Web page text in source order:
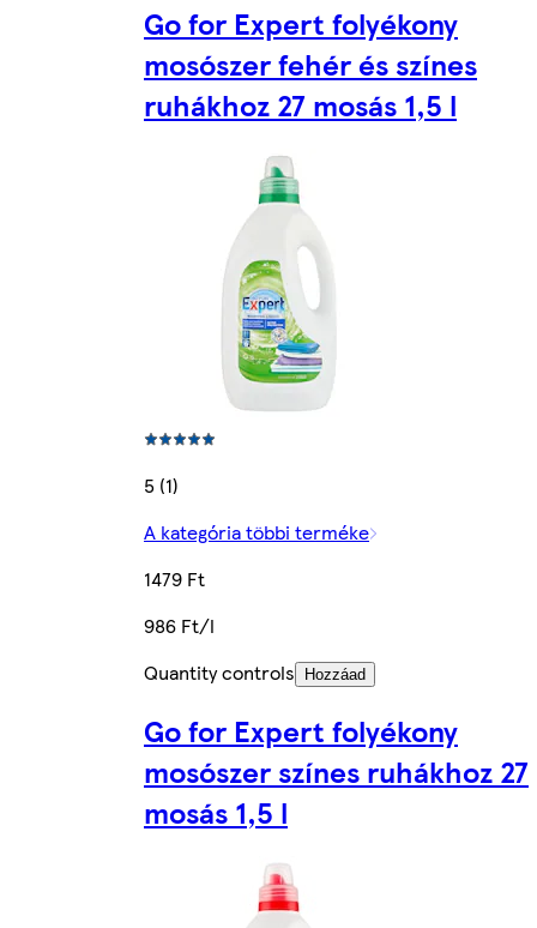
Go for Expert folyékony
mosószer fehér és színes
ruhákhoz 27 mosás 1,5 l
5 (1)
A kategória többi terméke
1479 Ft
986 Ft/l
Quantity controls
Hozzáad
Go for Expert folyékony
mosószer színes ruhákhoz 27
mosás 1,5 l